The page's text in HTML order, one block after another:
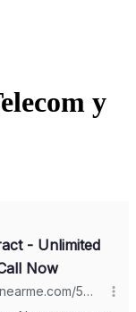
y